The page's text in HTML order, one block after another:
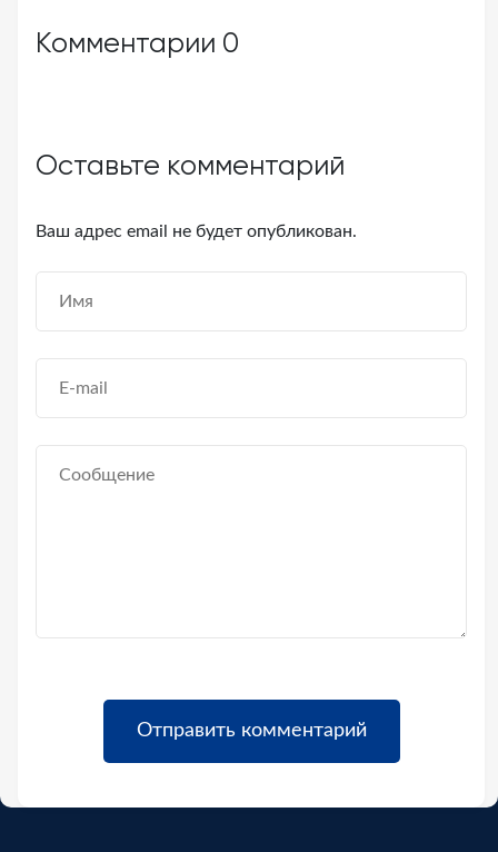
Комментарии 0
Оставьте комментарий
Ваш адрес email не будет опубликован.